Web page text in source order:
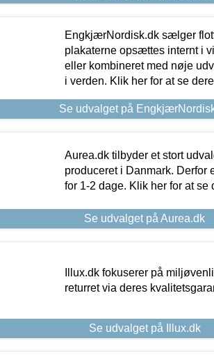
EngkjærNordisk.dk sælger
plakaterne opsættes internt i
eller kombineret med nøje
i verden. Klik her for at se
Se udvalget på
Aurea.dk tilbyder et stort
produceret i Danmark. Derfor
for 1-2 dage. Klik her for at se
Se udvalget på Aurea.dk
Illux.dk fokuserer på
returret via deres
Se udvalget på Illux.dk